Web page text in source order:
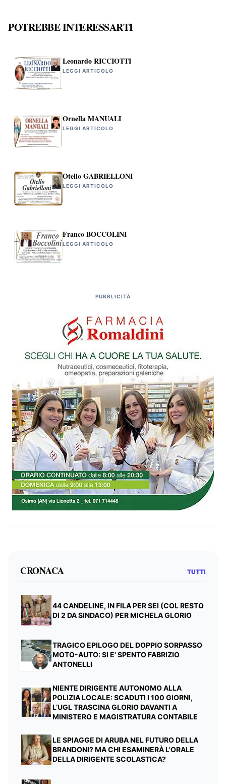
POTREBBE INTERESSARTI
Leonardo RICCIOTTI
LEGGI ARTICOLO
Ornella MANUALI
LEGGI ARTICOLO
Otello GABRIELLONI
LEGGI ARTICOLO
Franco BOCCOLINI
LEGGI ARTICOLO
PUBBLICITÀ
CRONACA TUTTI
44 CANDELINE, IN FILA PER SEI (COL RESTO
DI 2 DA SINDACO) PER MICHELA GLORIO
TRAGICO EPILOGO DEL DOPPIO SORPASSO
MOTO-AUTO: SI E' SPENTO FABRIZIO
ANTONELLI
NIENTE DIRIGENTE AUTONOMO ALLA
POLIZIA LOCALE: SCADUTI I 100 GIORNI,
L’UGL TRASCINA GLORIO DAVANTI A
MINISTERO E MAGISTRATURA CONTABILE
LE SPIAGGE DI ARUBA NEL FUTURO DELLA
BRANDONI? MA CHI ESAMINERÀ L'ORALE
DELLA DIRIGENTE SCOLASTICA?